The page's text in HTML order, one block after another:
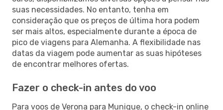
suas necessidades. No entanto, tenha em
consideração que os preços de última hora podem
ser mais altos, especialmente durante a época de
pico de viagens para Alemanha. A flexibilidade nas
datas da viagem pode aumentar as suas hipóteses
de encontrar melhores ofertas.
Fazer o check-in antes do voo
Para voos de Verona para Munique, o check-in online